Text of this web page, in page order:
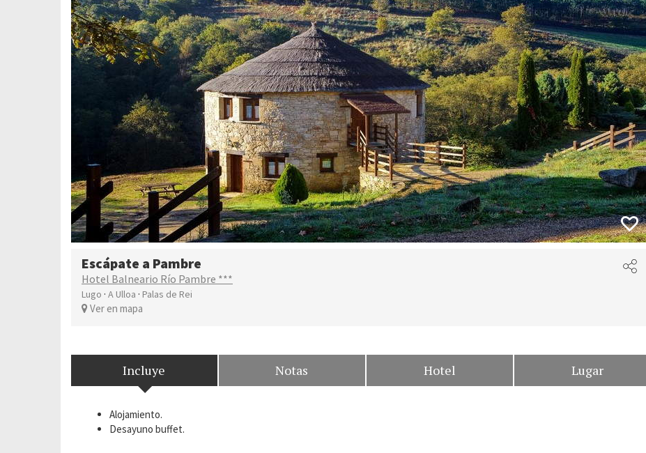
Escápate a Pambre
Hotel Balneario Río Pambre ***
Lugo · A Ulloa · Palas de Rei
Ver en mapa
Incluye Notas Hotel Lugar
Alojamiento.
Desayuno buffet.